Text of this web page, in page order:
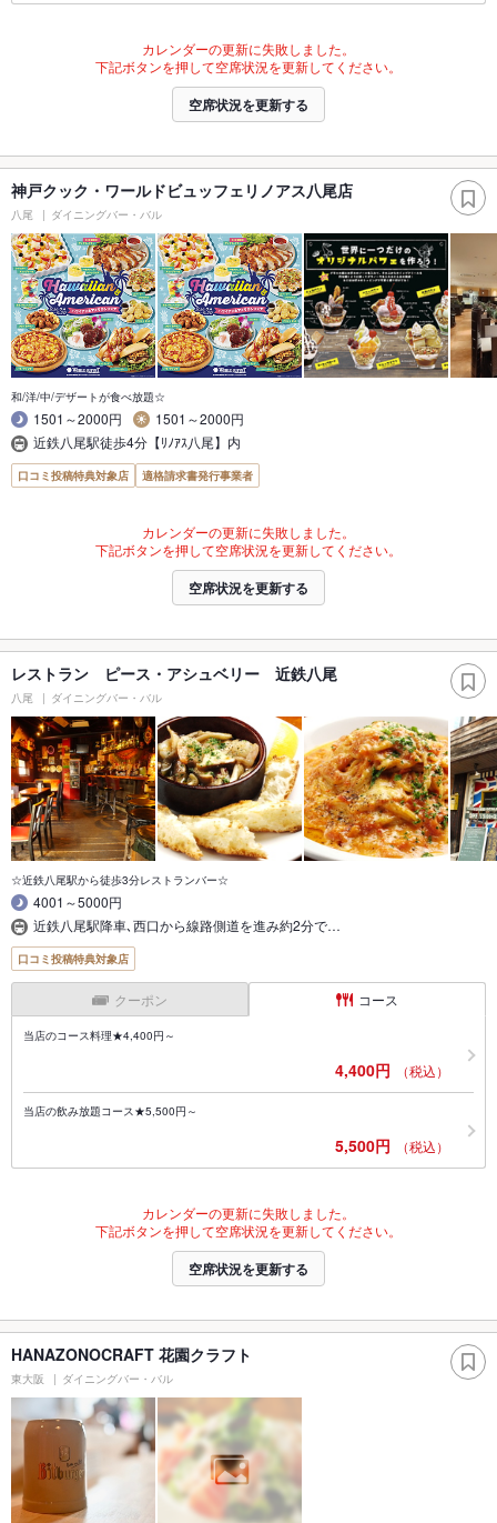
カレンダーの更新に失敗しました。
下記ボタンを押して空席状況を更新してください。
空席状況を更新する
神戸クック・ワールドビュッフェリノアス八尾店
八尾 ダイニングバー・バル
和/洋/中/デザートが食べ放題☆
1501～2000円
1501～2000円
近鉄八尾駅徒歩4分【ﾘﾉｱｽ八尾】内
口コミ投稿特典対象店 適格請求書発行事業者
カレンダーの更新に失敗しました。
下記ボタンを押して空席状況を更新してください。
空席状況を更新する
レストラン ピース・アシュベリー 近鉄八尾
八尾 ダイニングバー・バル
☆近鉄八尾駅から徒歩3分レストランバー☆
4001～5000円
近鉄八尾駅降車､西口から線路側道を進み約2分で…
口コミ投稿特典対象店
クーポン コース
当店のコース料理★4,400円～
4,400円 （税込）
当店の飲み放題コース★5,500円～
5,500円 （税込）
カレンダーの更新に失敗しました。
下記ボタンを押して空席状況を更新してください。
空席状況を更新する
HANAZONOCRAFT 花園クラフト
東大阪 ダイニングバー・バル